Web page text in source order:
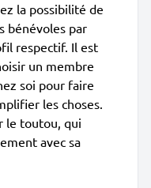
la possibilité de
bénévoles par
respectif. Il est
un membre
soi pour faire
les choses.
le toutou, qui
avec sa